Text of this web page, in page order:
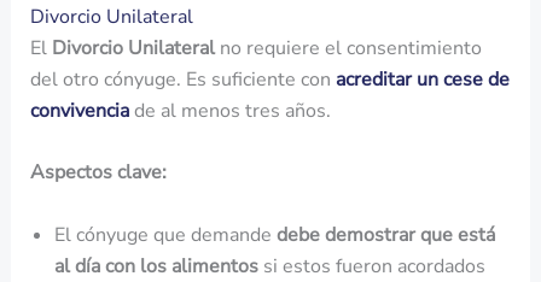
Divorcio Unilateral
El Divorcio Unilateralno requiere el consentimiento
del otro cónyuge. Es suficiente con acreditar un cese de
convivenciade al menos tres años.
Aspectos clave:
El cónyuge que demande debe demostrar que está
al día con los alimentossi estos fueron acordados